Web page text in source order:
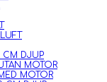
CM DJUP
MOTOR
MOTOR